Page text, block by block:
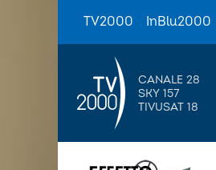
TV2000 InBlu2000
CANALE 28
SKY 157
TIVUSAT 18